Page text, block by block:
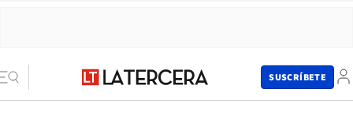
SUSCRÍBETE